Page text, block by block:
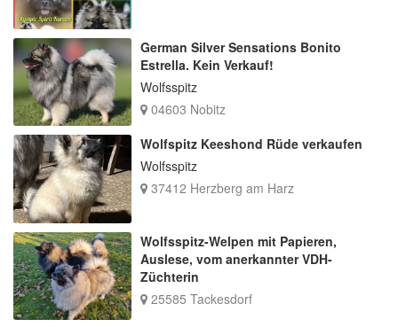
German Silver Sensations Bonito
Estrella. Kein Verkauf!
Wolfsspitz
04603 Nobitz
Wolfspitz Keeshond Rüde verkaufen
Wolfsspitz
37412 Herzberg am Harz
Wolfsspitz-Welpen mit Papieren,
Auslese, vom anerkannter VDH-
Züchterin
25585 Tackesdorf